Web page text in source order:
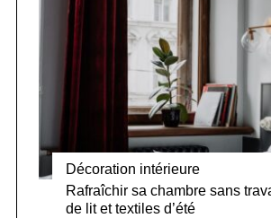
Décoration intérieure
Rafraîchir sa chambre sans
de lit et textiles d’été